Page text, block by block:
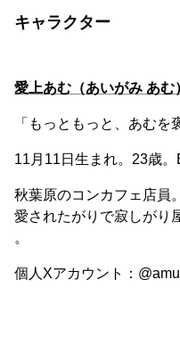
キャラクター
愛上あむ（あいがみ あむ
「もっともっと、あむを
11月11日生まれ。23歳。
秋葉原のコンカフェ店員。
愛されたがりで寂しがり
。
個人Xアカウント：